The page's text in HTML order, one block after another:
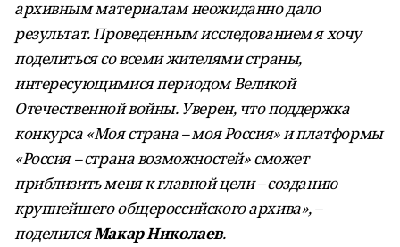
архивным материалам неожиданно дало
результат. Проведенным исследованием я хочу
поделиться со всеми жителями страны,
интересующимися периодом Великой
Отечественной войны. Уверен, что поддержка
конкурса «Моя страна – моя Россия» и платформы
«Россия – страна возможностей» сможет
приблизить меня к главной цели – созданию
крупнейшего общероссийского архива», –
поделилсяМакар Николаев.